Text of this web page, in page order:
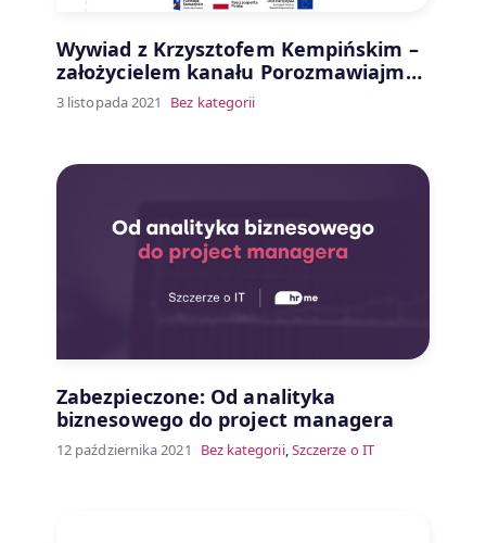
Wywiad z Krzysztofem Kempińskim –
założycielem kanału Porozmawiajmy
o IT
3 listopada 2021 Bez kategorii
Zabezpieczone: Od analityka
biznesowego do project managera
12 października 2021 Bez kategorii,Szczerze o IT